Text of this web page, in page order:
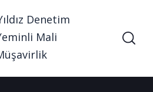
Murtaza Yüksel